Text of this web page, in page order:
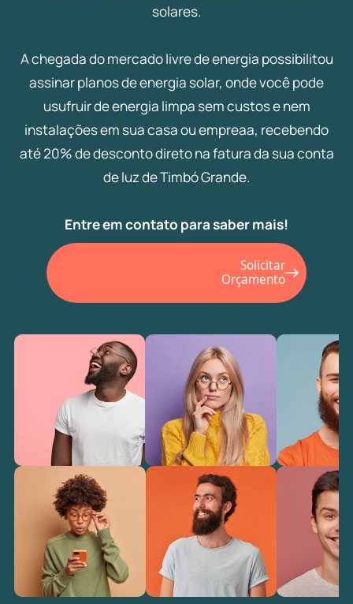
solares.
A chegada do mercado livre de energia possibilitou
assinar planos de energia solar, onde você pode
usufruir de energia limpa sem custos e nem
instalações em sua casa ou empreaa, recebendo
até 20% de desconto direto na fatura da sua conta
de luz de Timbó Grande.
Entre em contato para saber mais!
Solicitar
Orçamento